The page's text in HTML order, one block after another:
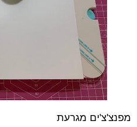
מפנצ'צ'ים מגרעת